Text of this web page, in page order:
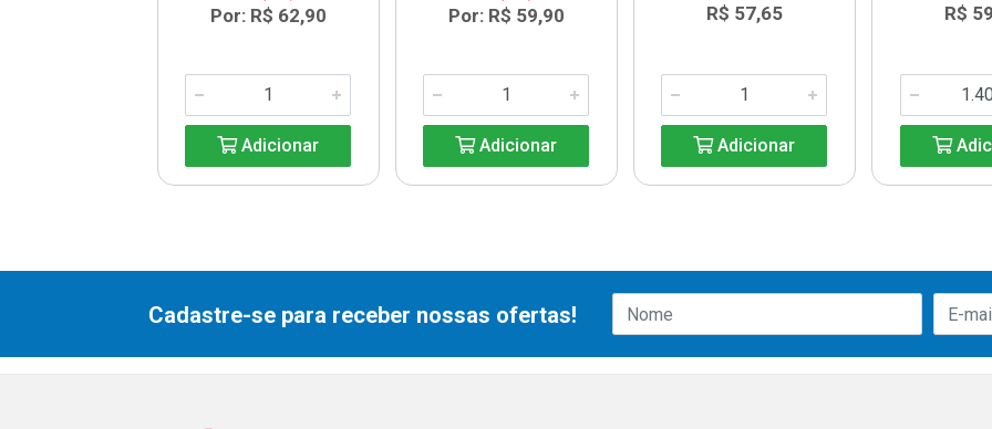
Por: R$ 62,90
Adicionar
Por: R$ 59,90
Adicionar
R$ 57,65
Adicionar
R$
Cadastre-se para receber nossas ofertas!